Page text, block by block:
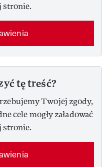
stronie.
tę treść?
Twojej zgody,
cele mogły załadować
stronie.